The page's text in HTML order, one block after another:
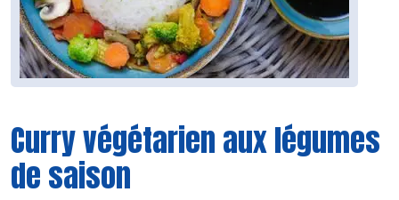
Curry végétarien aux légumes
de saison